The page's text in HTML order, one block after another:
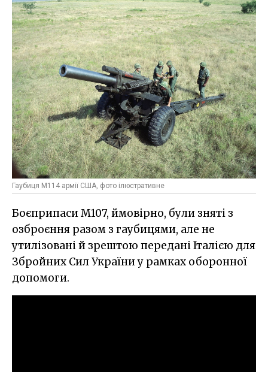
Гаубиця M114 армії США, фото ілюстративне
Боєприпаси M107, ймовірно, були зняті з
озброєння разом з гаубицями, але не
утилізовані й зрештою передані Італією для
Збройних Сил України у рамках оборонної
допомоги.